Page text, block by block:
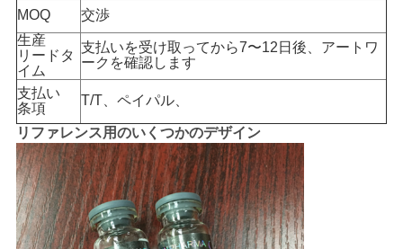
MOQ
交渉
生産
リードタ
イム
支払いを受け取ってから7〜12日後、アートワ
ークを確認します
支払い
条項
T/T、ペイパル、
リファレンス用のいくつかのデザイン